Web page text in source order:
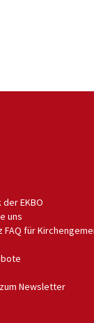
EKBO
uns
FAQ für
Newsletter